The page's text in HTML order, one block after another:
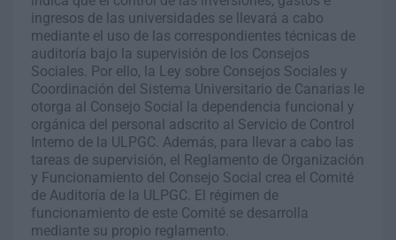
ingresos de las universidades se llevará a cabo
mediante el uso de las correspondientes técnicas de
auditoría bajo la supervisión de los Consejos
Sociales. Por ello, la Ley sobre Consejos Sociales y
Coordinación del Sistema Universitario de Canarias le
otorga al Consejo Social la dependencia funcional y
orgánica del personal adscrito al Servicio de Control
Interno de la ULPGC. Además, para llevar a cabo las
tareas de supervisión, el Reglamento de Organización
y Funcionamiento del Consejo Social crea el Comité
de Auditoría de la ULPGC. El régimen de
funcionamiento de este Comité se desarrolla
mediante su propio reglamento.